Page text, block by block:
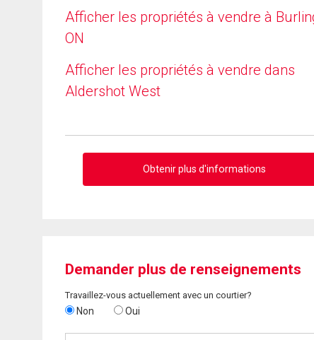
Afficher les propriétés à vendre à
ON
Afficher les propriétés à vendre dans
Aldershot West
Obtenir plus d'informations
Demander plus de renseignements
Travaillez-vous actuellement avec un courtier?
Non Oui